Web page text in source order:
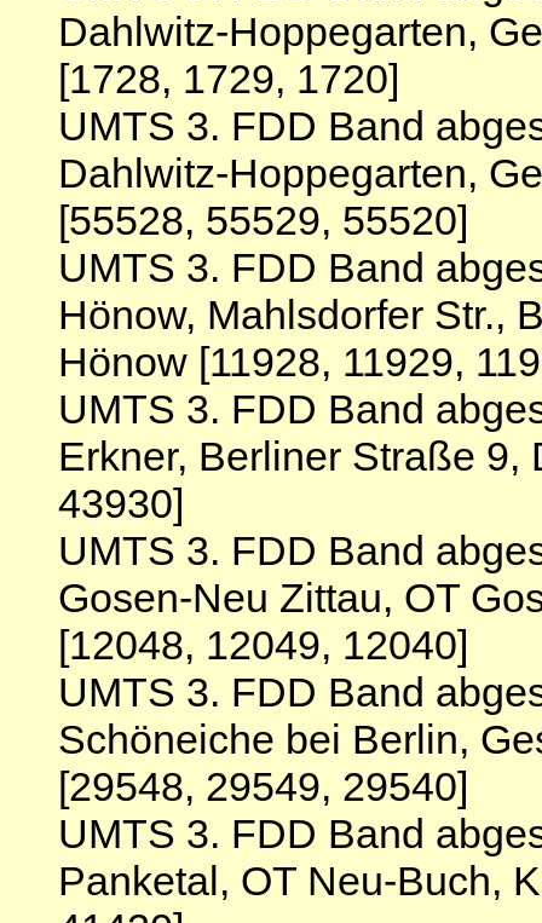
Dahlwitz-Hoppegarten,
[1728, 1729, 1720]
UMTS 3. FDD Band
Dahlwitz-Hoppegarten,
[55528, 55529, 55520]
UMTS 3. FDD Band
Hönow, Mahlsdorfer Str.,
Hönow [11928, 11929,
UMTS 3. FDD Band
Erkner, Berliner Straße 9,
43930]
UMTS 3. FDD Band
Gosen-Neu Zittau, OT
[12048, 12049, 12040]
UMTS 3. FDD Band
Schöneiche bei Berlin,
[29548, 29549, 29540]
UMTS 3. FDD Band
Panketal, OT Neu-Buch,